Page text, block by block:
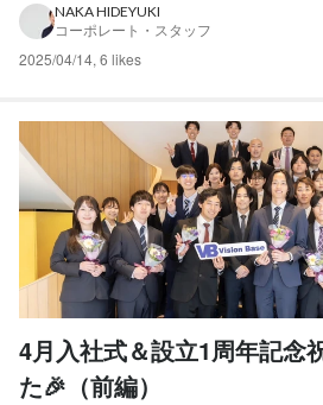
後挑戦したいこと・決意」などを 各自で整理し、それをグループごと
NAKA HIDEYUKI
コーポレート・スタッフ
2025/04/14, 6 likes
4月入社式＆設立1周年記念
た🎉（前編）